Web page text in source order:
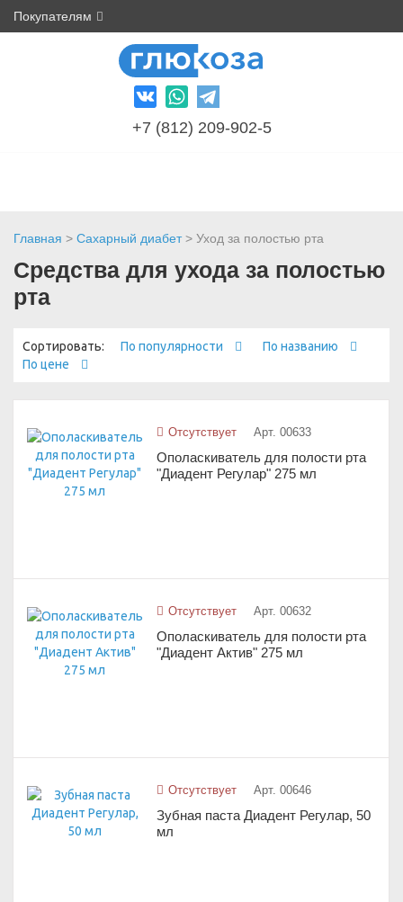
Покупателям
+7 (812) 209-902-5
Главная > Сахарный диабет> Уход за полостью рта
Средства для ухода за полостью
рта
Сортировать: По популярности
По названию
По цене
Отсутствует Арт. 00633
Ополаскиватель для полости рта
"Диадент Регулар" 275 мл
Отсутствует Арт. 00632
Ополаскиватель для полости рта
"Диадент Актив" 275 мл
Отсутствует Арт. 00646
Зубная паста Диадент Регулар, 50
мл